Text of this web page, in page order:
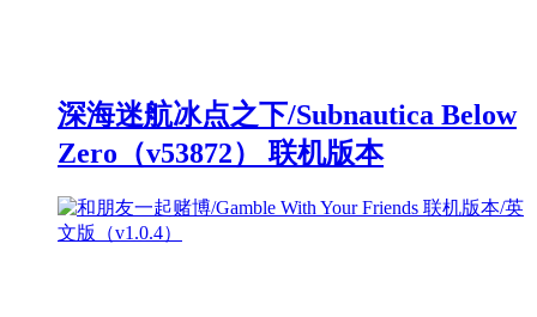
深海迷航冰点之下/Subnautica Below
Zero（v53872） 联机版本